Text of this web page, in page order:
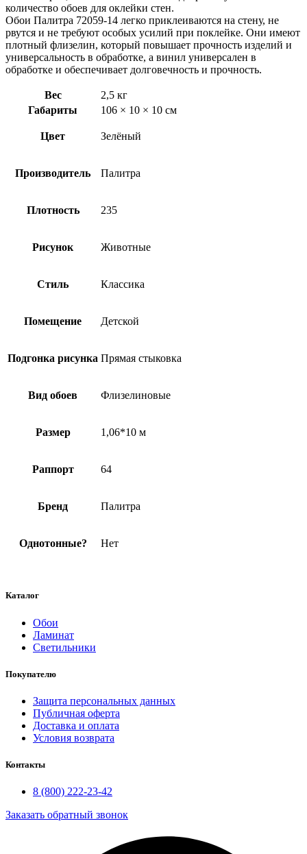
количество обоев для оклейки стен.
Обои Палитра 72059-14 легко приклеиваются на стену, не
рвутся и не требуют особых усилий при поклейке. Они имеют
плотный флизелин, который повышает прочность изделий и
универсальность в обработке, а винил универсален в
обработке и обеспечивает долговечность и прочность.
Вес
2,5 кг
Габариты
106 × 10 × 10 см
Цвет Зелёный
Производитель Палитра
Плотность 235
Рисунок Животные
Стиль Классика
Помещение Детской
Подгонка рисунка Прямая стыковка
Вид обоев Флизелиновые
Размер 1,06*10 м
Раппорт 64
Бренд Палитра
Однотонные? Нет
Каталог
Обои
Ламинат
Светильники
Покупателю
Защита персональных данных
Публичная оферта
Доставка и оплата
Условия возврата
Контакты
8 (800) 222-23-42
Заказать обратный звонок